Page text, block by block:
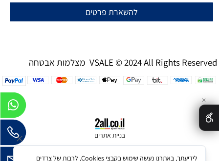
להשארת פרטים
מצלמות אבטחה VSALE © 2024 All Rights Reserved
בניית אתרים
✕
לידיעתך, באתרנו נעשה שימוש בקבצי Cookies, לרבות של צדדים